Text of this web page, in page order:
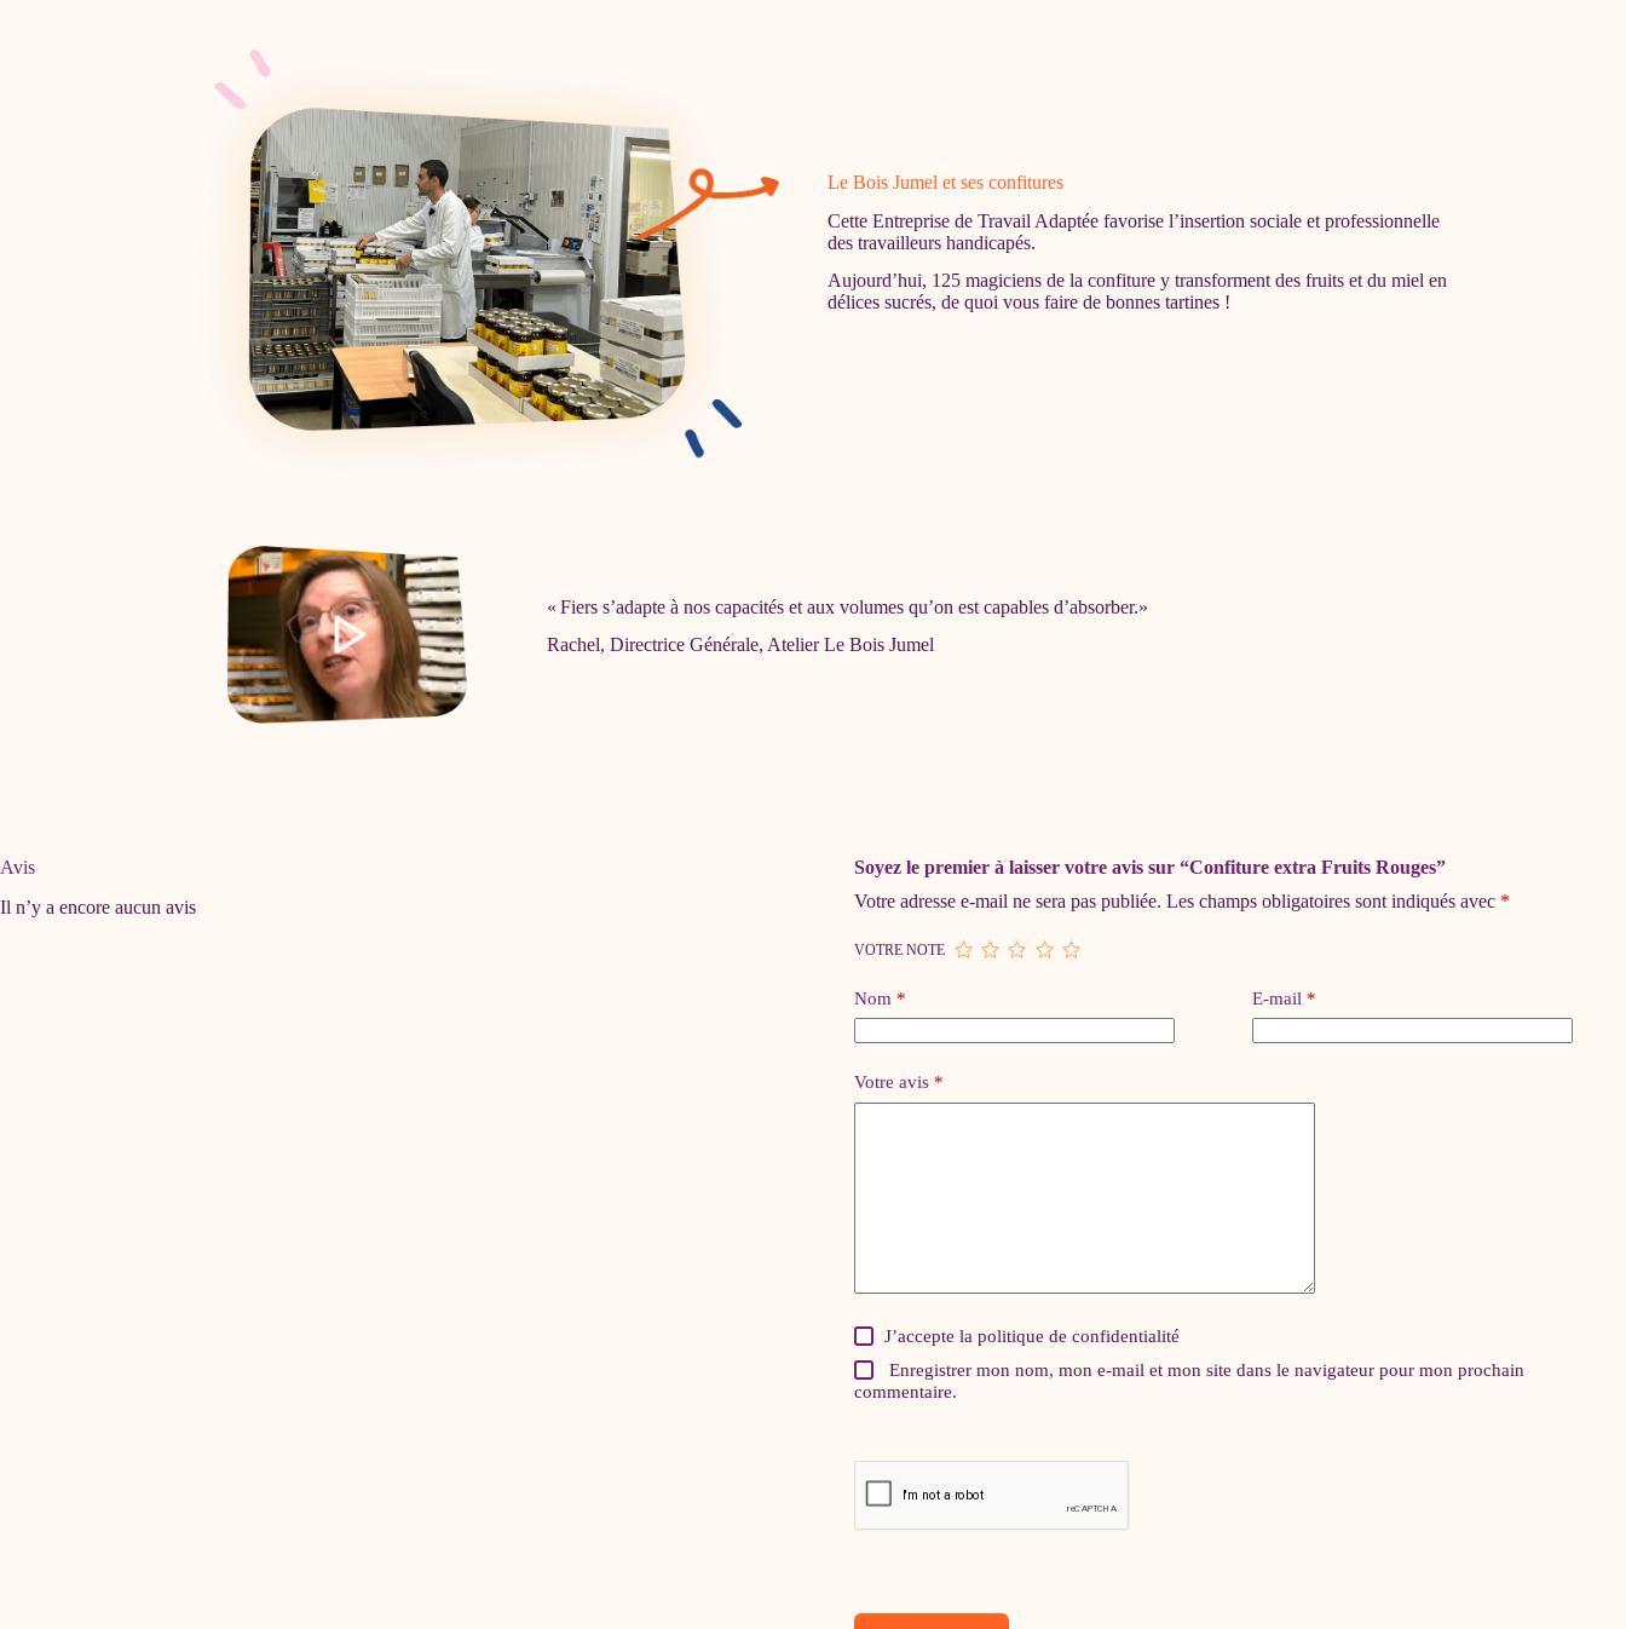
Le Bois Jumel et ses confitures
Cette Entreprise de Travail Adaptée favorise l’insertion sociale et professionnelle
des travailleurs handicapés.
Aujourd’hui, 125 magiciens de la confiture y transforment des fruits et du miel en
délices sucrés, de quoi vous faire de bonnes tartines !
« Fiers s’adapte à nos capacités et aux volumes qu’on est capables d’absorber.»
Rachel, Directrice Générale, Atelier Le Bois Jumel
Avis
Il n’y a encore aucun avis
Soyez le premier à laisser votre avis sur “Confiture extra Fruits Rouges”
Votre adresse e-mail ne sera pas publiée. Les champs obligatoires sont indiqués avec *
VOTRE NOTE
Nom * E-mail *
Votre avis *
J’accepte la politique de confidentialité
Enregistrer mon nom, mon e-mail et mon site dans le navigateur pour mon prochain
commentaire.